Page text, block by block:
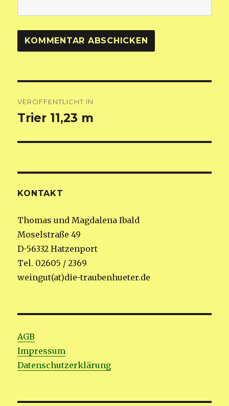
VERÖFFENTLICHT IN
Trier 11,23 m
KONTAKT
Thomas und Magdalena Ibald
Moselstraße 49
D-56332 Hatzenport
Tel. 02605 / 2369
weingut(at)die-traubenhueter.de
AGB
Impressum
Datenschutzerklärung